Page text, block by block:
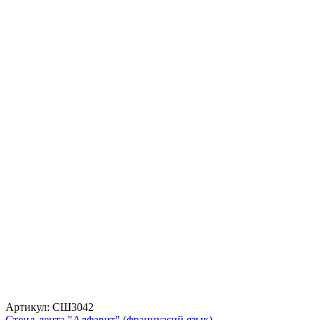
Артикул: СШ3042